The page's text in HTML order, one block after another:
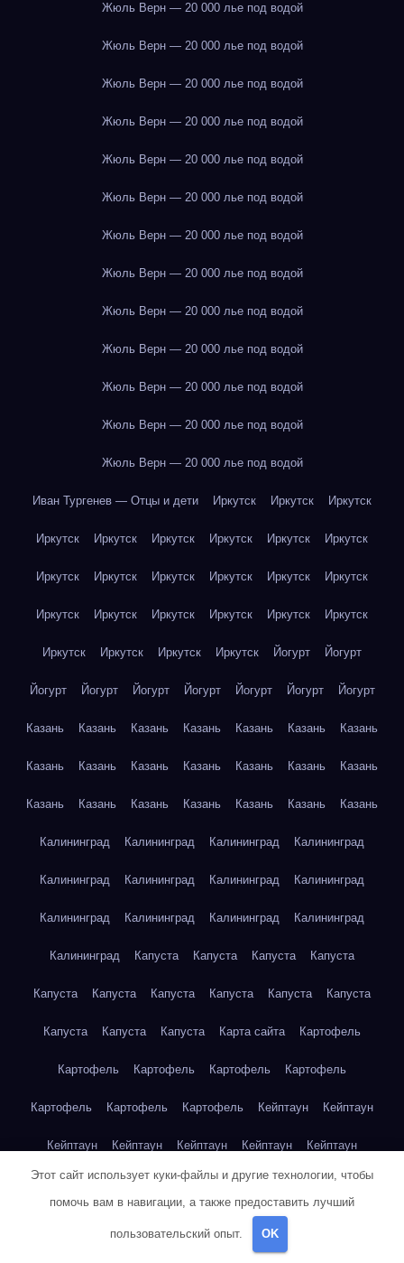
Жюль Верн — 20 000 лье под водой
Жюль Верн — 20 000 лье под водой
Жюль Верн — 20 000 лье под водой
Жюль Верн — 20 000 лье под водой
Жюль Верн — 20 000 лье под водой
Жюль Верн — 20 000 лье под водой
Жюль Верн — 20 000 лье под водой
Жюль Верн — 20 000 лье под водой
Жюль Верн — 20 000 лье под водой
Жюль Верн — 20 000 лье под водой
Жюль Верн — 20 000 лье под водой
Жюль Верн — 20 000 лье под водой
Жюль Верн — 20 000 лье под водой
Иван Тургенев — Отцы и дети Иркутск Иркутск Иркутск
Иркутск Иркутск Иркутск Иркутск Иркутск Иркутск
Иркутск Иркутск Иркутск Иркутск Иркутск Иркутск
Иркутск Иркутск Иркутск Иркутск Иркутск Иркутск
Иркутск Иркутск Иркутск Иркутск Йогурт Йогурт
Йогурт Йогурт Йогурт Йогурт Йогурт Йогурт Йогурт
Казань Казань Казань Казань Казань Казань Казань
Казань Казань Казань Казань Казань Казань Казань
Казань Казань Казань Казань Казань Казань Казань
Калининград Калининград Калининград Калининград
Калининград Калининград Калининград Калининград
Калининград Калининград Калининград Калининград
Калининград Капуста Капуста Капуста Капуста
Капуста Капуста Капуста Капуста Капуста Капуста
Капуста Капуста Капуста Карта сайта Картофель
Картофель Картофель Картофель Картофель
Картофель Картофель Картофель Кейптаун Кейптаун
Кейптаун Кейптаун Кейптаун Кейптаун Кейптаун
Кейптаун Кейптаун Кейптаун Кейптаун Кейптаун
Кейптаун
Этот сайт использует куки-файлы и другие технологии, чтобы
помочь вам в навигации, а также предоставить лучший
пользовательский опыт. OK